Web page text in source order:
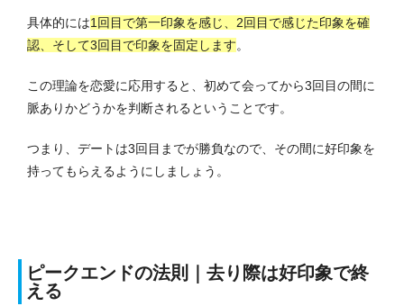
具体的には1回目で第一印象を感じ、2回目で感じた印象を確
認、そして3回目で印象を固定します。
この理論を恋愛に応用すると、初めて会ってから3回目の間に
脈ありかどうかを判断されるということです。
つまり、デートは3回目までが勝負なので、その間に好印象を
持ってもらえるようにしましょう。
ピークエンドの法則｜去り際は好印象で終
える